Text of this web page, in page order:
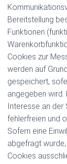
Bereitstellung
Funktionen
Cookies zur
werden auf
gespeichert,
angegeben
Interesse an der
fehlerfreien und
Sofern eine
abgefragt
Cookies